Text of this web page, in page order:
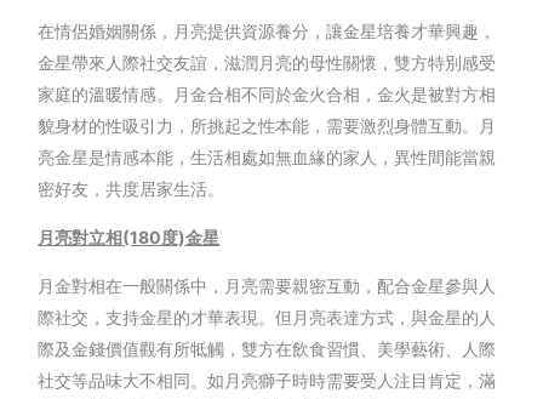
在情侶婚姻關係，月亮提供資源養分，讓金星培養才華興趣，
金星帶來人際社交友誼，滋潤月亮的母性關懷，雙方特別感受
家庭的溫暖情感。月金合相不同於金火合相，金火是被對方相
貌身材的性吸引力，所挑起之性本能，需要激烈身體互動。月
亮金星是情感本能，生活相處如無血緣的家人，異性間能當親
密好友，共度居家生活。
月亮對立相(180度)金星
月金對相在一般關係中，月亮需要親密互動，配合金星參與人
際社交，支持金星的才華表現。但月亮表達方式，與金星的人
際及金錢價值觀有所牴觸，雙方在飲食習慣、美學藝術、人際
社交等品味大不相同。如月亮獅子時時需要受人注目肯定，滿